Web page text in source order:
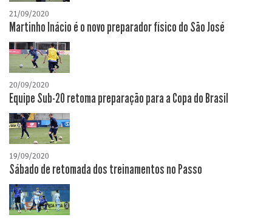
21/09/2020
Martinho Inácio é o novo preparador físico do São José
20/09/2020
Equipe Sub-20 retoma preparação para a Copa do Brasil
19/09/2020
Sábado de retomada dos treinamentos no Passo